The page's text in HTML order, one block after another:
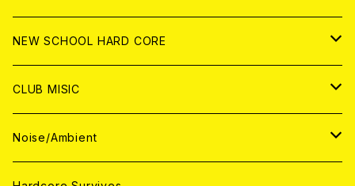
CD
ANALOG
CD
ANALOG
CD
ANALOG
WORLD
CD
ANALOG
JAPAN
CD
ANALOG
WORLD
CD
ANALOG
NEW SCHOOL HARD CORE
JAPAN
CD
ANALOG
WORLD
CD
CLUB MISIC
JAPAN
CD
Noise/Ambient